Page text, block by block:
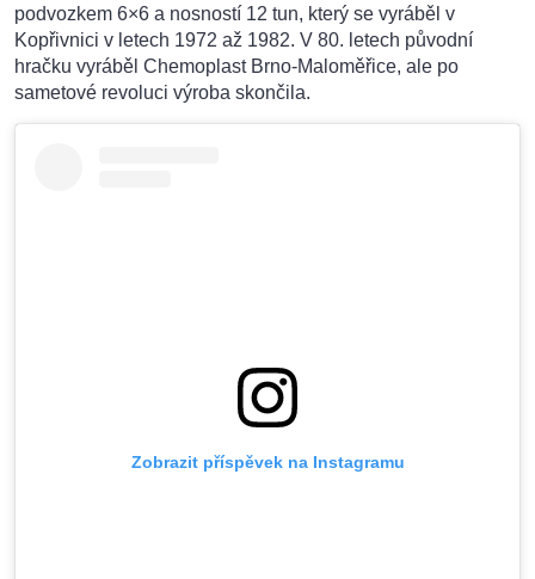
podvozkem 6×6 a nosností 12 tun, který se vyráběl v
Kopřivnici v letech 1972 až 1982. V 80. letech původní
hračku vyráběl Chemoplast Brno-Maloměřice, ale po
sametové revoluci výroba skončila.
Zobrazit příspěvek na Instagramu